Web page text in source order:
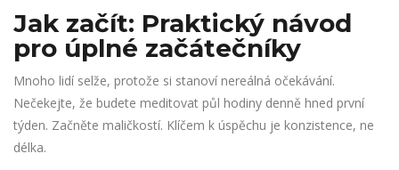
Jak začít: Praktický návod
pro úplné začátečníky
Mnoho lidí selže, protože si stanoví nereálná očekávání.
Nečekejte, že budete meditovat půl hodiny denně hned první
týden. Začněte maličkostí. Klíčem k úspěchu je konzistence, ne
délka.